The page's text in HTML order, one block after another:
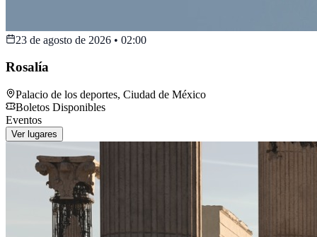
23 de agosto de 2026 • 02:00
Rosalía
Palacio de los deportes, Ciudad de México
Boletos Disponibles
Eventos
Ver lugares